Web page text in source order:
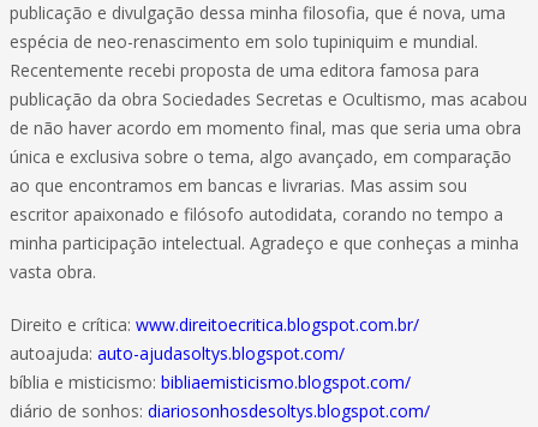
publicação e divulgação dessa minha filosofia, que é nova, uma
espécia de neo-renascimento em solo tupiniquim e mundial.
Recentemente recebi proposta de uma editora famosa para
publicação da obra Sociedades Secretas e Ocultismo, mas acabou
de não haver acordo em momento final, mas que seria uma obra
única e exclusiva sobre o tema, algo avançado, em comparação
ao que encontramos em bancas e livrarias. Mas assim sou
escritor apaixonado e filósofo autodidata, corando no tempo a
minha participação intelectual. Agradeço e que conheças a minha
vasta obra.
Direito e crítica: www.direitoecritica.blogspot.com.br/
autoajuda: auto-ajudasoltys.blogspot.com/
bíblia e misticismo: bibliaemisticismo.blogspot.com/
diário de sonhos: diariosonhosdesoltys.blogspot.com/